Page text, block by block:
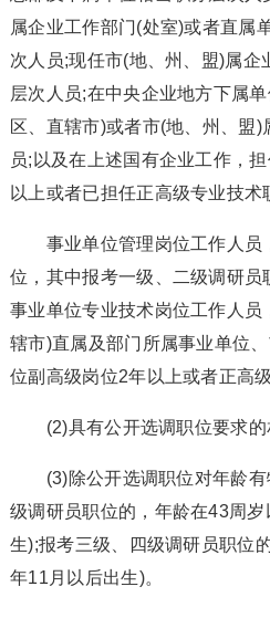
属企业工作部门(处室)或者直属
次人员;现任市(地、州、盟)属企
层次人员;在中央企业地方下属
区、直辖市)或者市(地、州、盟)
员;以及在上述国有企业工作，
以上或者已担任正高级专业技术
事业单位管理岗位工作人员
位，其中报考一级、二级调研员
事业单位专业技术岗位工作人员
辖市)直属及部门所属事业单位
位副高级岗位2年以上或者正高级
(2)具有公开选调职位要求的
(3)除公开选调职位对年龄有
级调研员职位的，年龄在43周
生);报考三级、四级调研员职位
年11月以后出生)。